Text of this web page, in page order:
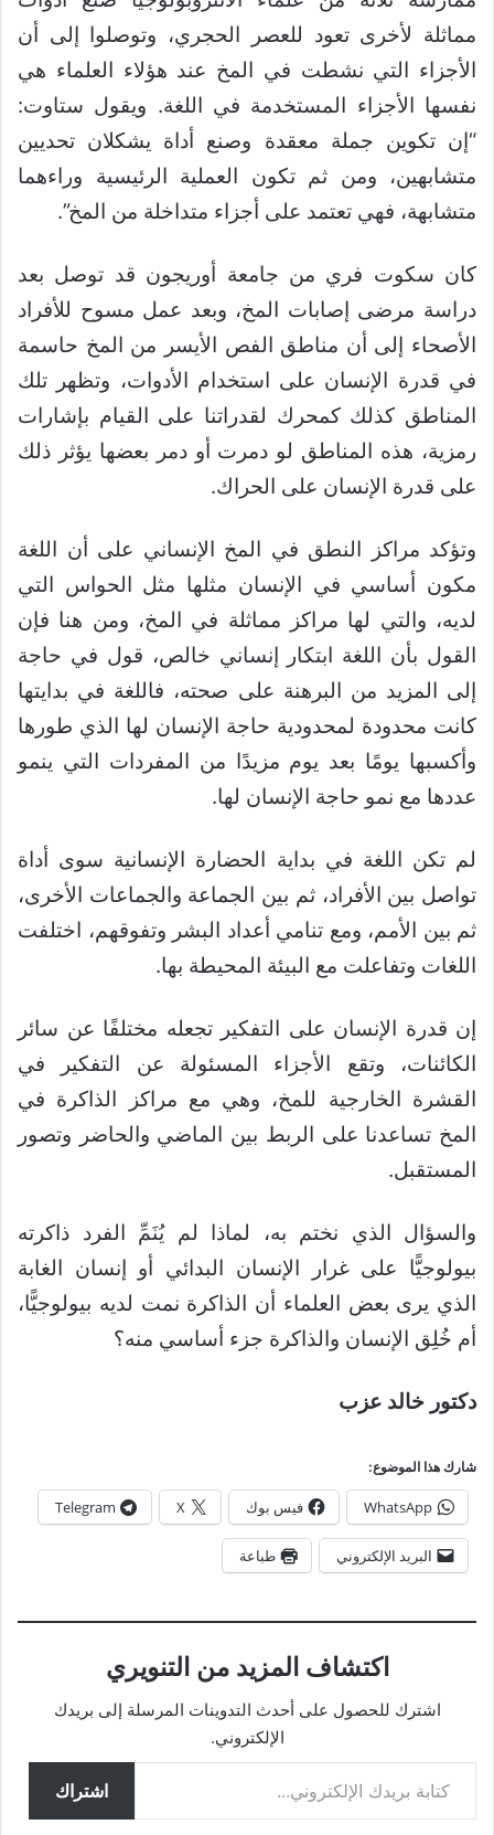
مماثلة لأخرى تعود للعصر الحجري، وتوصلوا إلى أن
الأجزاء التي نشطت في المخ عند هؤلاء العلماء هي
نفسها الأجزاء المستخدمة في اللغة. ويقول ستاوت:
“إن تكوين جملة معقدة وصنع أداة يشكلان تحديين
متشابهين، ومن ثم تكون العملية الرئيسية وراءهما
متشابهة، فهي تعتمد على أجزاء متداخلة من المخ”.
كان سكوت فري من جامعة أوريجون قد توصل بعد
دراسة مرضى إصابات المخ، وبعد عمل مسوح للأفراد
الأصحاء إلى أن مناطق الفص الأيسر من المخ حاسمة
في قدرة الإنسان على استخدام الأدوات، وتظهر تلك
المناطق كذلك كمحرك لقدراتنا على القيام بإشارات
رمزية، هذه المناطق لو دمرت أو دمر بعضها يؤثر ذلك
على قدرة الإنسان على الحراك.
وتؤكد مراكز النطق في المخ الإنساني على أن اللغة
مكون أساسي في الإنسان مثلها مثل الحواس التي
لديه، والتي لها مراكز مماثلة في المخ، ومن هنا فإن
القول بأن اللغة ابتكار إنساني خالص، قول في حاجة
إلى المزيد من البرهنة على صحته، فاللغة في بدايتها
كانت محدودة لمحدودية حاجة الإنسان لها الذي طورها
وأكسبها يومًا بعد يوم مزيدًا من المفردات التي ينمو
عددها مع نمو حاجة الإنسان لها.
لم تكن اللغة في بداية الحضارة الإنسانية سوى أداة
تواصل بين الأفراد، ثم بين الجماعة والجماعات الأخرى،
ثم بين الأمم، ومع تنامي أعداد البشر وتفوقهم، اختلفت
اللغات وتفاعلت مع البيئة المحيطة بها.
إن قدرة الإنسان على التفكير تجعله مختلفًا عن سائر
الكائنات، وتقع الأجزاء المسئولة عن التفكير في
القشرة الخارجية للمخ، وهي مع مراكز الذاكرة في
المخ تساعدنا على الربط بين الماضي والحاضر وتصور
المستقبل.
والسؤال الذي نختم به، لماذا لم يُنَمِّ الفرد ذاكرته
بيولوجيًّا على غرار الإنسان البدائي أو إنسان الغابة
الذي يرى بعض العلماء أن الذاكرة نمت لديه بيولوجيًّا،
أم خُلِق الإنسان والذاكرة جزء أساسي منه؟
دكتور خالد عزب
شارك هذا الموضوع:
WhatsApp فيس بوك X
Telegram
البريد الإلكتروني طباعة
اكتشاف المزيد من التنويري
اشترك للحصول على أحدث التدوينات المرسلة إلى بريدك
الإلكتروني.
كتابة بريدك الإلكتروني...
اشتراك